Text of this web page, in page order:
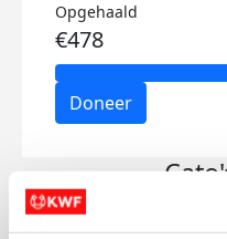
Opgehaald
€478
Doneer